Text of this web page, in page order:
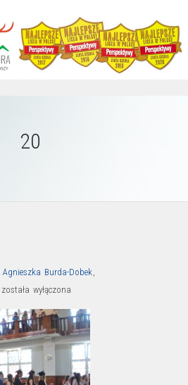
20
Agnieszka Burda-Dobek,
20
została wyłączona